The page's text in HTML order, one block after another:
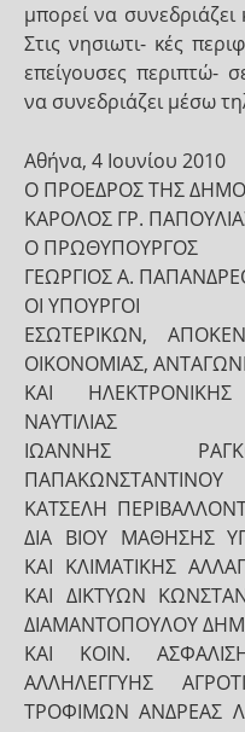
μπορεί να
Στις νησιωτι- κές
επείγουσες περιπτώ-
να συνεδριάζει μέσω
Αθήνα, 4 Ιουνίου 2010
Ο ΠΡΟΕΔΡΟΣ ΤΗΣ
ΚΑΡΟΛΟΣ ΓΡ.
Ο ΠΡΩΘΥΠΟΥΡΓΟΣ
ΓΕΩΡΓΙΟΣ Α.
ΟΙ ΥΠΟΥΡΓΟΙ
ΕΣΩΤΕΡΙΚΩΝ,
ΟΙΚΟΝΟΜΙΑΣ,
ΚΑΙ
ΝΑΥΤΙΛΙΑΣ
ΙΩΑΝΝΗΣ
ΚΑΤΣΕΛΗ
ΔΙΑ ΒΙΟΥ ΜΑΘΗΣΗΣ
ΚΑΙ ΚΛΙΜΑΤΙΚΗΣ
ΚΑΙ ΔΙΚΤΥΩΝ
ΔΙΑΜΑΝΤΟΠΟΥΛΟΥ
ΚΑΙ ΚΟΙΝ.
ΑΛΛΗΛΕΓΓΥΗΣ
ΤΡΟΦΙΜΩΝ ΑΝΔΡΕΑΣ